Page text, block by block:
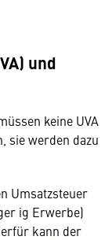
und
keine UVA
sie werden dazu
Umsatzsteuer
ig Erwerbe)
kann der